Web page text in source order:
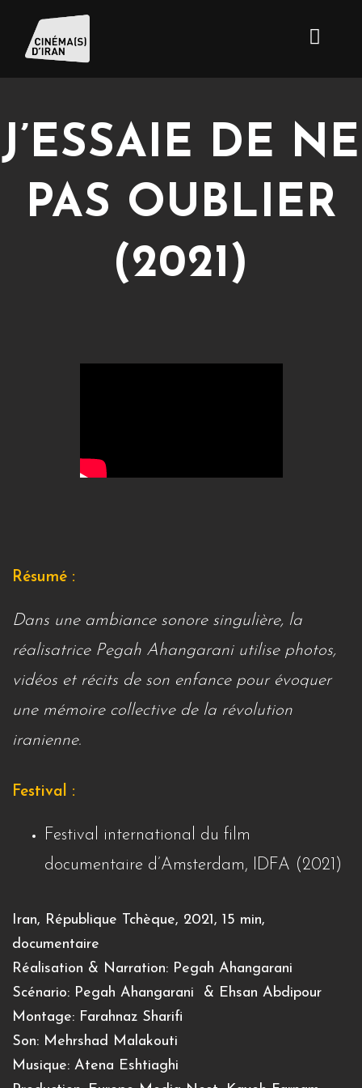
J’ESSAIE DE NE
PAS OUBLIER
(2021)
Résumé :
Dans une ambiance sonore singulière, la
réalisatrice Pegah Ahangarani utilise photos,
vidéos et récits de son enfance pour évoquer
une mémoire collective de la révolution
iranienne.
Festival :
Festival international du film
documentaire d’Amsterdam, IDFA (2021)
Iran, République Tchèque, 2021, 15 min,
documentaire
Réalisation & Narration: Pegah Ahangarani
Scénario: Pegah Ahangarani & Ehsan Abdipour
Montage: Farahnaz Sharifi
Son: Mehrshad Malakouti
Musique: Atena Eshtiaghi